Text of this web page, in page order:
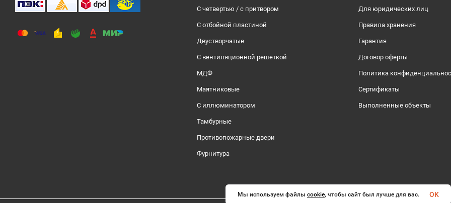
С четвертью / с притвором
С отбойной пластиной
Двустворчатые
С вентиляционной решеткой
МДФ
Маятниковые
С иллюминатором
Тамбурные
Противопожарные двери
Фурнитура
Для юридических лиц
Правила хранения
Гарантия
Договор оферты
Политика
Сертификаты
Выполненные объекты
Мы используем файлы cookie, чтобы сайт был лучше для вас. OK